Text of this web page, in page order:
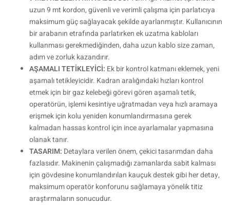
uzun 9 mt kordon, güvenli ve verimli çalışma için parlatıcıya
maksimum güç sağlayacak şekilde ayarlanmıştır. Kullanıcının
bir arabanın etrafında parlatırken ek uzatma kabloları
kullanması gerekmediğinden, daha uzun kablo size zaman,
adım ve zorluk kazandırır.
AŞAMALI TETİKLEYİCİ: Ek bir kontrol katmanı eklemek, yeni
aşamalı tetikleyicidir. Kadran aralığındaki hızları kontrol
etmek için bir gaz kelebeği görevi gören aşamalı tetik,
operatörün, işlemi kesintiye uğratmadan veya hızlı aramaya
erişmek için kolu yeniden konumlandırmasına gerek
kalmadan hassas kontrol için ince ayarlamalar yapmasına
olanak tanır.
TASARIM: Detaylara verilen önem, çekici tasarımdan daha
fazlasıdır. Makinenin çalışmadığı zamanlarda sabit kalması
için gövdesine konumlandırılan kauçuk destek gibi her detay,
maksimum operatör konforunu sağlamaya yönelik titiz
araştırmaların sonucudur.